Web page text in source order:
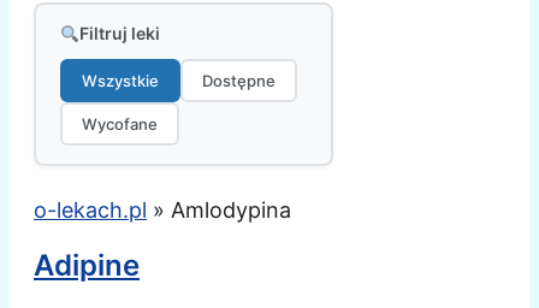
Filtruj leki
Wszystkie Dostępne
Wycofane
o-lekach.pl » Amlodypina
Adipine